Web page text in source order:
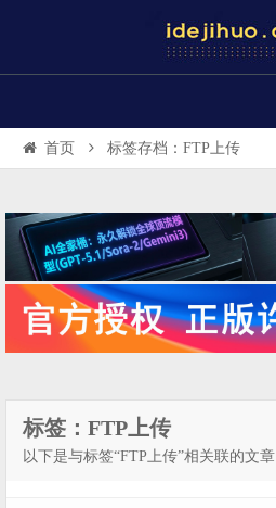
首页 标签存档：FTP上传
标签：FTP上传
以下是与标签“FTP上传”相关联的文章